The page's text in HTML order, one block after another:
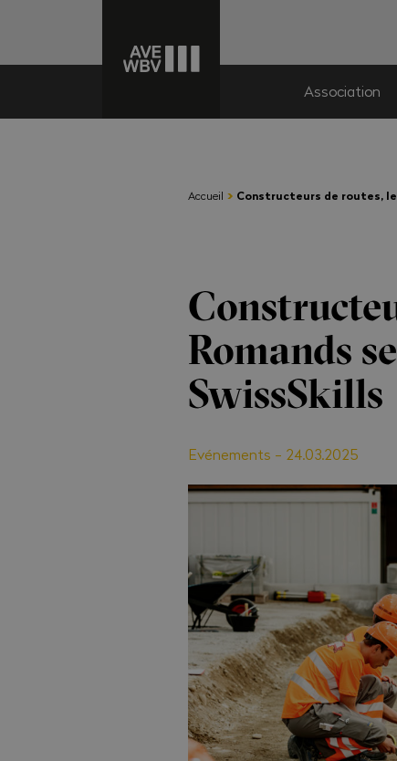
Association
Accueil › Constructeurs de routes,
Romands
SwissSkills
Evénements - 24.03.2025